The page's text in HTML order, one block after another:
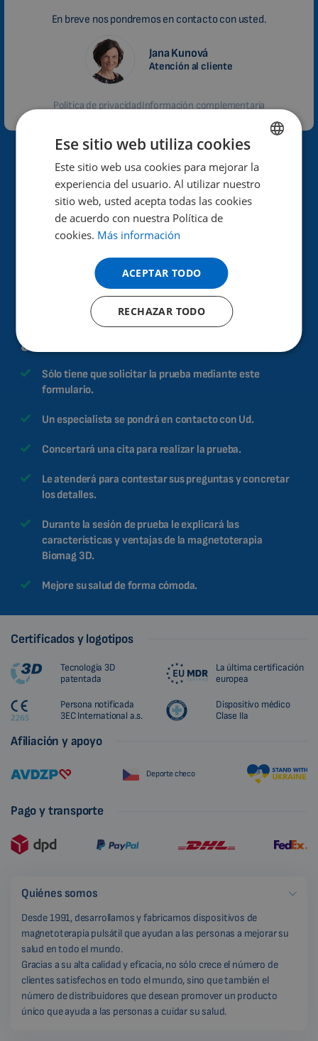
En breve nos pondremos en contacto con usted.
Jana Kunová
Atención al cliente
Política de privacidadInformación complementaria
¿Por qué Biomag?
Alto rendimiento y eficacia de los efectos terapéuticos.
Ayuda a mejorar la salud.
30 años de experiencia en el sector.
Más de 100 000 clientes satisfechos.
¿Cómo se realiza la prueba?
Sólo tiene que solicitar la prueba mediante este
formulario.
Un especialista se pondrá en contacto con Ud.
Concertará una cita para realizar la prueba.
Le atenderá para contestar sus preguntas y concretar
los detalles.
Durante la sesión de prueba le explicará las
características y ventajas de la magnetoterapia
Biomag 3D.
Mejore su salud de forma cómoda.
Certificados y logotipos
Tecnología 3D
patentada
La última certificación
europea
Persona notificada
3EC International a.s.
Dispositivo médico
Clase IIa
Afiliación y apoyo
Deporte checo
Pago y transporte
Quiénes somos
Desde 1991, desarrollamos y fabricamos dispositivos de
magnetoterapia pulsátil que ayudan a las personas a mejorar su
salud en todo el mundo.
Gracias a su alta calidad y eficacia, no sólo crece el número de
clientes satisfechos en todo el mundo, sino que también el
número de distribuidores que desean promover un producto
único que ayuda a las personas a cuidar su salud.
ENGLISH
DUTCH
GERMAN
SPANISH
CATALAN
ROMANIAN
CZECH
Ese sitio web utiliza cookies
Este sitio web usa cookies para mejorar la
experiencia del usuario. Al utilizar nuestro
sitio web, usted acepta todas las cookies
de acuerdo con nuestra Política de
cookies. Más información
ACEPTAR TODO
RECHAZAR TODO